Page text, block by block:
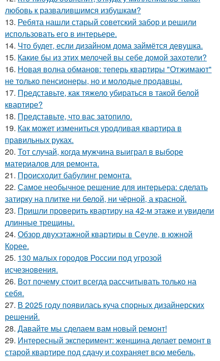
любовь к развалившимся избушкам?
13. Ребята нашли старый советский забор и решили
использовать его в интерьере.
14. Что будет, если дизайном дома займётся девушка.
15. Какие бы из этих мелочей вы себе домой захотели?
16. Новая волна обманов: теперь квартиры "Отжимают"
не только пенсионеры, но и молодые продавцы.
17. Представьте, как тяжело убираться в такой белой
квартире?
18. Представьте, что вас затопило.
19. Как может измениться уродливая квартира в
правильных руках.
20. Тот случай, когда мужчина выиграл в выборе
материалов для ремонта.
21. Происходит бабулинг ремонта.
22. Самое необычное решение для интерьера: сделать
затирку на плитке ни белой, ни чёрной, а красной.
23. Пришли проверить квартиру на 42-м этаже и увидели
длинные трещины.
24. Обзор двухэтажной квартиры в Сеуле, в южной
Корее.
25. 130 малых городов России под угрозой
исчезновения.
26. Вот почему стоит всегда рассчитывать только на
себя.
27. В 2025 году появилась куча спорных дизайнерских
решений.
28. Давайте мы сделаем вам новый ремонт!
29. Интересный эксперимент: женщина делает ремонт в
старой квартире под сдачу и сохраняет всю мебель,